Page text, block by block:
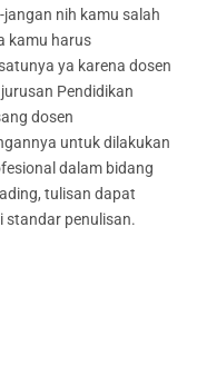
nih kamu salah
kamu harus
ya karena dosen
Pendidikan
dosen
untuk dilakukan
dalam bidang
tulisan dapat
standar penulisan.